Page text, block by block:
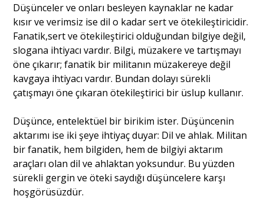
Yazarlar
Dosya Haber
Ankara Analiz
Sağlık
Düşünceler ve onları besleyen kaynaklar ne kadar
kısır ve verimsiz ise dil o kadar sert ve ötekileştiricidir.
Fanatik,sert ve ötekileştirici olduğundan bilgiye değil,
slogana ihtiyacı vardır. Bilgi, müzakere ve tartışmayı
öne çıkarır; fanatik bir militanın müzakereye değil
kavgaya ihtiyacı vardır. Bundan dolayı sürekli
çatışmayı öne çıkaran ötekileştirici bir üslup kullanır.
Düşünce, entelektüel bir birikim ister. Düşüncenin
aktarımı ise iki şeye ihtiyaç duyar: Dil ve ahlak. Militan
bir fanatik, hem bilgiden, hem de bilgiyi aktarım
araçları olan dil ve ahlaktan yoksundur. Bu yüzden
sürekli gergin ve öteki saydığı düşüncelere karşı
hoşgörüsüzdür.